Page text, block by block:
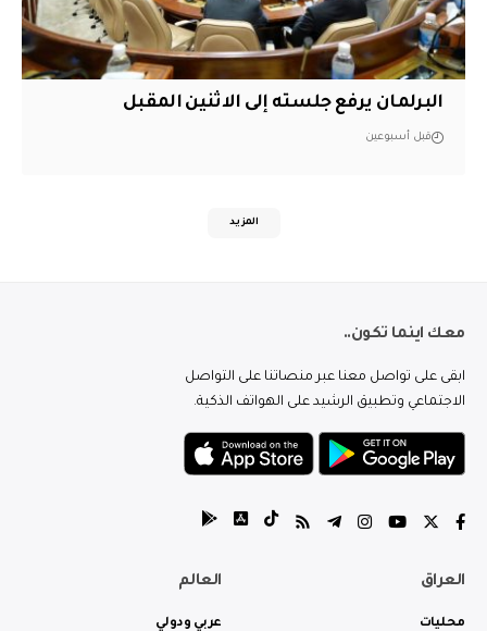
البرلمان يرفع جلسته إلى الاثنين المقبل
قبل أسبوعين
المزيد
معك اينما تكون..
ابقى على تواصل معنا عبر منصاتنا على التواصل
الاجتماعي وتطبيق الرشيد على الهواتف الذكية.
العراق
محليات
العالم
عربي ودولي